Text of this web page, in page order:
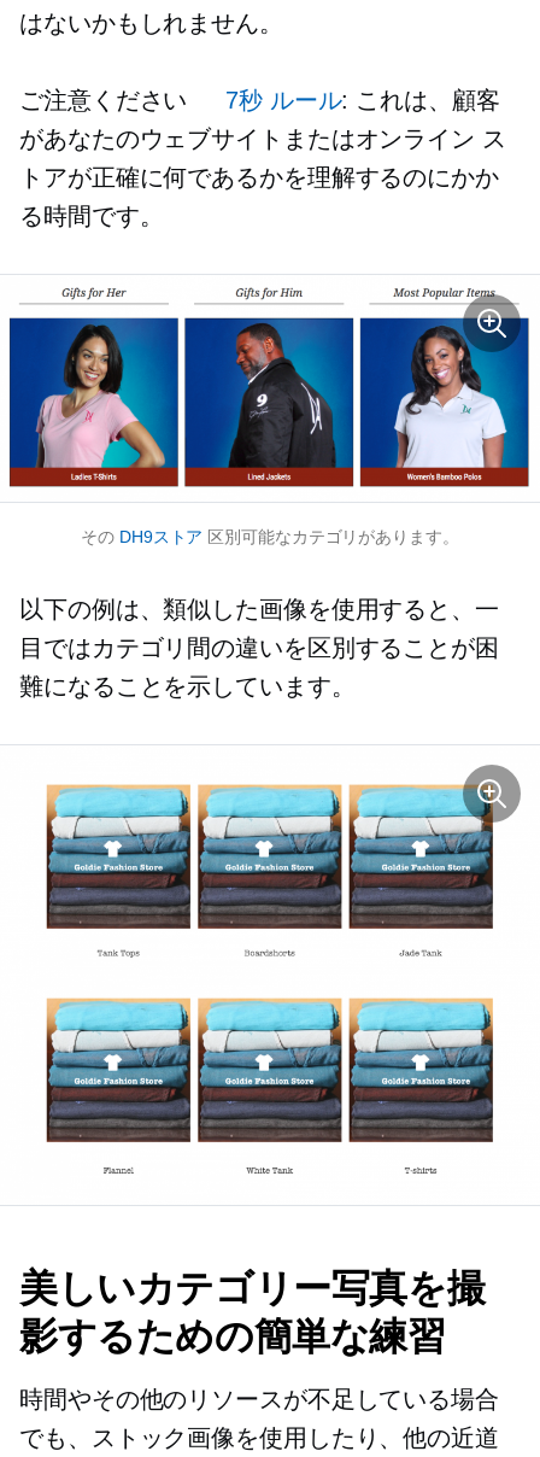
はないかもしれません。
ご注意ください 7秒ルール: これは、顧客
があなたのウェブサイトまたはオンライン ス
トアが正確に何であるかを理解するのにかか
る時間です。
その DH9ストア 区別可能なカテゴリがあります。
以下の例は、類似した画像を使用すると、一
目ではカテゴリ間の違いを区別することが困
難になることを示しています。
美しいカテゴリー写真を撮
影するための簡単な練習
時間やその他のリソースが不足している場合
でも、ストック画像を使用したり、他の近道